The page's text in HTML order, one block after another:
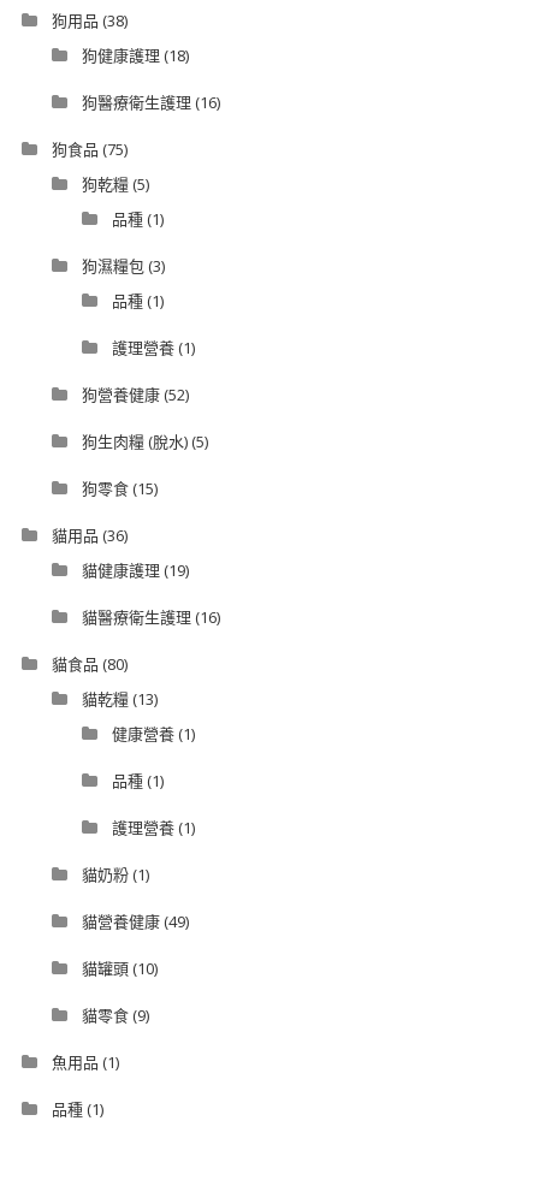
狗用品 (38)
狗健康護理 (18)
狗醫療衛生護理 (16)
狗食品 (75)
狗乾糧(5)
品種(1)
狗濕糧包(3)
品種(1)
護理營養(1)
狗營養健康(52)
狗生肉糧 (脫水)(5)
狗零食(15)
貓用品 (36)
貓健康護理 (19)
貓醫療衛生護理 (16)
貓食品 (80)
貓乾糧(13)
健康營養(1)
品種(1)
護理營養(1)
貓奶粉(1)
貓營養健康(49)
貓罐頭(10)
貓零食(9)
魚用品 (1)
品種(1)